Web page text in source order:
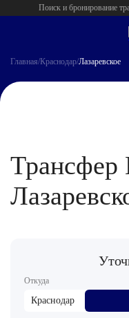
Поиск и бронирование
Главная/Краснодар/Лазаревское
Трансфер
Откуда
Краснодар